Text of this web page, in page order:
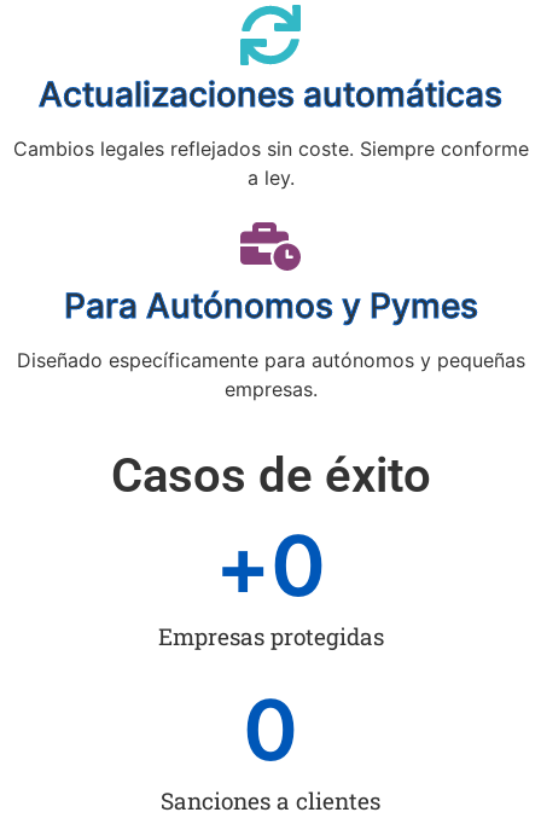
Actualizaciones automáticas
Cambios legales reflejados sin coste. Siempre conforme
a ley.
Para Autónomos y Pymes
Diseñado específicamente para autónomos y pequeñas
empresas.
Casos de éxito
Empresas protegidas
+0
Sanciones a clientes
0